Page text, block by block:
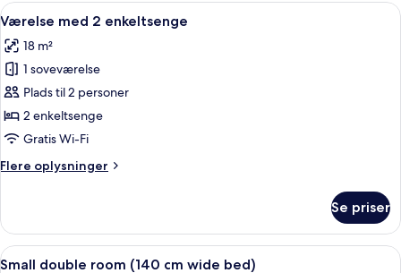
Indlæs
alle
billeder
af
Værelse
med
2
Et hotelværelse med to senge, et
4
Værelse med 2 enkeltsenge
18 m²
1 soveværelse
Plads til 2 personer
2 enkeltsenge
Gratis Wi-Fi
Flere oplysninger
Flere
med
enkeltsenge
Se priser
Indlæs
Et hotelværelse med en stor seng,
5
Small double room (140 cm wide bed)